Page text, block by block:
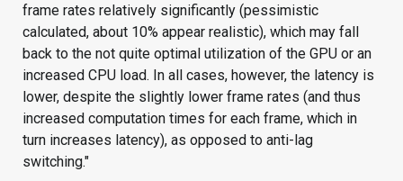
frame rates relatively significantly (pessimistic
calculated, about 10% appear realistic), which may fall
back to the not quite optimal utilization of the GPU or an
increased CPU load. In all cases, however, the latency is
lower, despite the slightly lower frame rates (and thus
increased computation times for each frame, which in
turn increases latency), as opposed to anti-lag
switching."